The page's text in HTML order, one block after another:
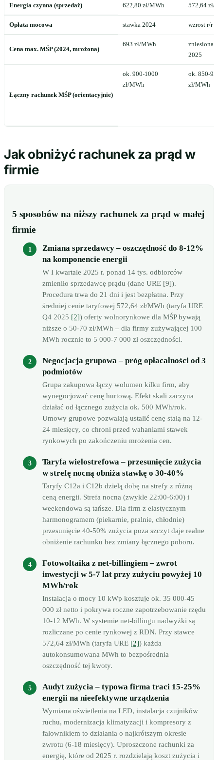
Energia czynna (sprzedaż) 622,80 zł/MWh 572,64 zł/
Opłata mocowa stawka 2024 wzrost r/r
Cena max. MŚP (2024, mrożona)
693 zł/MWh
zniesiona
2025
Łączny rachunek MŚP (orientacyjnie)
ok. 900-1000
zł/MWh
ok. 850-
zł/MWh
Jak obniżyć rachunek za prąd w
firmie
5 sposobów na niższy rachunek za prąd w małej
firmie
Zmiana sprzedawcy – oszczędność do 8-12%
na komponencie energii
W I kwartale 2025 r. ponad 14 tys. odbiorców
zmieniło sprzedawcę prądu (dane URE [9]).
Procedura trwa do 21 dni i jest bezpłatna. Przy
średniej cenie taryfowej 572,64 zł/MWh (taryfa URE
Q4 2025 [2]) oferty wolnorynkowe dla MŚP bywają
niższe o 50-70 zł/MWh – dla firmy zużywającej 100
MWh rocznie to 5 000-7 000 zł oszczędności.
Negocjacja grupowa – próg opłacalności od 3
podmiotów
Grupa zakupowa łączy wolumen kilku firm, aby
wynegocjować cenę hurtową. Efekt skali zaczyna
działać od łącznego zużycia ok. 500 MWh/rok.
Umowy grupowe pozwalają ustalić cenę stałą na 12-
24 miesięcy, co chroni przed wahaniami stawek
rynkowych po zakończeniu mrożenia cen.
Taryfa wielostrefowa – przesunięcie zużycia
w strefę nocną obniża stawkę o 30-40%
Taryfy C12a i C12b dzielą dobę na strefy z różną
ceną energii. Strefa nocna (zwykle 22:00-6:00) i
weekendowa są tańsze. Dla firm z elastycznym
harmonogramem (piekarnie, pralnie, chłodnie)
przesunięcie 40-50% zużycia poza szczyt daje realne
obniżenie rachunku bez zmiany łącznego poboru.
Fotowoltaika z net-billingiem – zwrot
inwestycji w 5-7 lat przy zużyciu powyżej 10
MWh/rok
Instalacja o mocy 10 kWp kosztuje ok. 35 000-45
000 zł netto i pokrywa roczne zapotrzebowanie rzędu
10-12 MWh. W systemie net-billingu nadwyżki są
rozliczane po cenie rynkowej z RDN. Przy stawce
572,64 zł/MWh (taryfa URE [2]) każda
autokonsumowana MWh to bezpośrednia
oszczędność tej kwoty.
Audyt zużycia – typowa firma traci 15-25%
energii na nieefektywne urządzenia
Wymiana oświetlenia na LED, instalacja czujników
ruchu, modernizacja klimatyzacji i kompresory z
falownikiem to działania o najkrótszym okresie
zwrotu (6-18 miesięcy). Uproszczone rachunki za
energię, które od 2025 r. rozdzielają koszt zużycia i